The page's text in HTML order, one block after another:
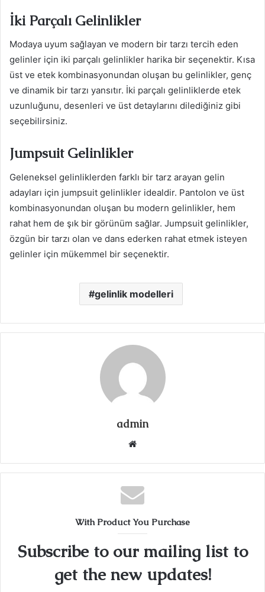
İki Parçalı Gelinlikler
Modaya uyum sağlayan ve modern bir tarzı tercih eden
gelinler için iki parçalı gelinlikler harika bir seçenektir. Kısa
üst ve etek kombinasyonundan oluşan bu gelinlikler, genç
ve dinamik bir tarzı yansıtır. İki parçalı gelinliklerde etek
uzunluğunu, desenleri ve üst detaylarını dilediğiniz gibi
seçebilirsiniz.
Jumpsuit Gelinlikler
Geleneksel gelinliklerden farklı bir tarz arayan gelin
adayları için jumpsuit gelinlikler idealdir. Pantolon ve üst
kombinasyonundan oluşan bu modern gelinlikler, hem
rahat hem de şık bir görünüm sağlar. Jumpsuit gelinlikler,
özgün bir tarzı olan ve dans ederken rahat etmek isteyen
gelinler için mükemmel bir seçenektir.
gelinlik modelleri
admin
Web
With Product You Purchase
Subscribe to our mailing list to
get the new updates!